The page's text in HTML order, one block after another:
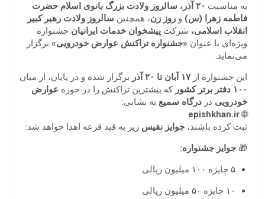
به مناسبت
۲۰ آذر، سالروز ولادت بزرگ بانوی اسلام حضرت
فاطمه زهرا (س) و روز زن، همچنین سالروز ولادت رهبر کبیر
انقلاب اسلامی، شرکت پیشخوان خدمات ایرانیان جشنواره
ویژه‌ای با عنوان «جشنواره تراکنش عوارض خودرویی» برگزار
می‌نماید.
این جشنواره از۱۷ آبان تا ۲۰ آذر
برگزار شده و در پایان، از میان
۱۰۰ دفتر برتر کشور
که بیشترین تراکنش را در حوزه عوارض
خودرویی در درگاه سمیع به نشانی:
🌐
epishkhan.ir
ثبت کرده باشند، جوایز نفیس زیر به قید قرعه اهدا خواهد شد:
🎁 جوایز جشنواره:
۵ جایزه ۱۰۰ میلیون ریالی
۱۰ جایزه ۵۰ میلیون ریالی